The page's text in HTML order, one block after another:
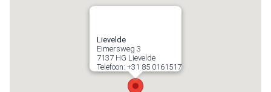
Lievelde
Eimersweg 3
7137 HG Lievelde
Telefoon: +31 85 0161517